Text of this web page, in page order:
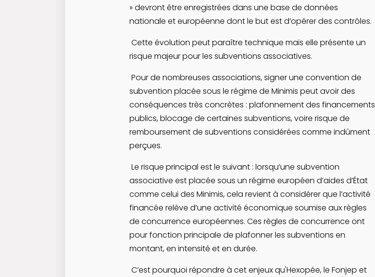
» devront être enregistrées dans une base de données
nationale et européenne dont le but est d’opérer des contrôles.
Cette évolution peut paraître technique mais elle présente un
risque majeur pour les subventions associatives.
Pour de nombreuses associations, signer une convention de
subvention placée sous le régime de Minimis peut avoir des
conséquences très concrètes : plafonnement des financements
publics, blocage de certaines subventions, voire risque de
remboursement de subventions considérées comme indûment
perçues.
Le risque principal est le suivant : lorsqu’une subvention
associative est placée sous un régime européen d’aides d’État
comme celui des Minimis, cela revient à considérer que l’activité
financée relève d’une activité économique soumise aux règles
de concurrence européennes. Ces règles de concurrence ont
pour fonction principale de plafonner les subventions en
montant, en intensité et en durée.
C’est pourquoi répondre à cet enjeux qu'Hexopée, le Fonjep et